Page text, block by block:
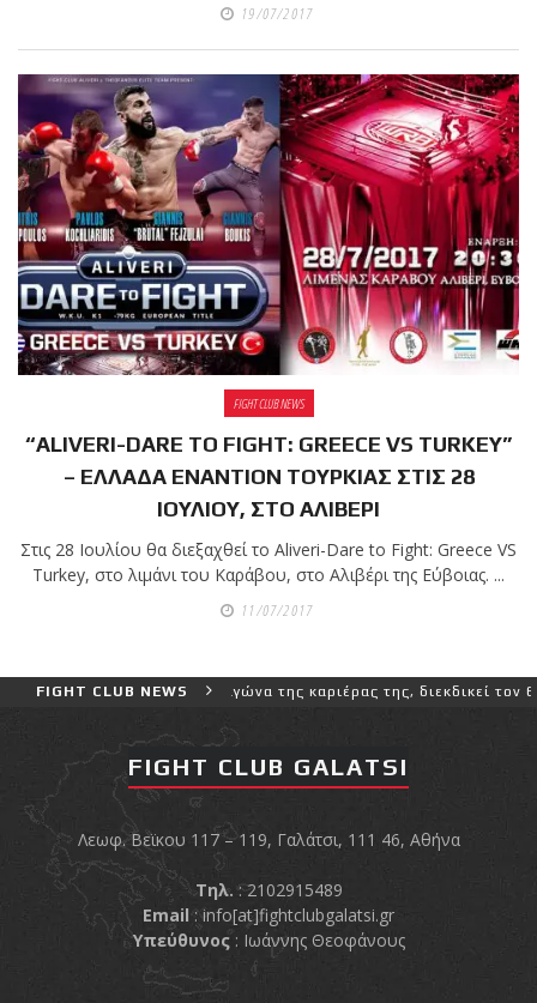
Ο
Κορυφαίος
Βραζιλιάνος προπονητής
Reyson Gracie Red Belt 9th
Degree, σε σεμινάριο BJJ
για λίγους, στο Fight Club
Galatsi..!
19/07/2017
FIGHT CLUB NEWS
“ALIVERI-DARE TO FIGHT: GREECE VS TURKEY”
– ΕΛΛΑΔΑ ΕΝΑΝΤΙΟΝ ΤΟΥΡΚΙΑΣ ΣΤΙΣ 28
ΙΟΥΛΙΟΥ, ΣΤΟ ΑΛΙΒΕΡΙ
Στις 28 Ιουλίου θα διεξαχθεί το Aliveri-Dare to Fight: Greece VS
Turkey, στο λιμάνι του Καράβου, στο Αλιβέρι της Εύβοιας. ...
11/07/2017
FIGHT CLUB NEWS
και πιο δύσκολο αγώνα της καριέρας της, διεκδικεί τον 6ο
FIGHT CLUB GALATSI
Λεωφ. Βεϊκου 117 – 119, Γαλάτσι, 111 46, Αθήνα
Τηλ. : 2102915489
Email :info[at]fightclubgalatsi.gr
Υπεύθυνος: Ιωάννης Θεοφάνους